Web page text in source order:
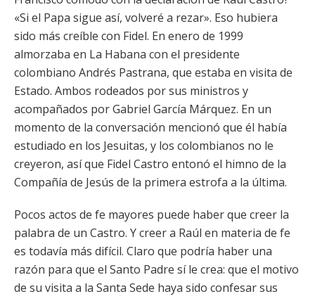
«Si el Papa sigue así, volveré a rezar». Eso hubiera
sido más creíble con Fidel. En enero de 1999
almorzaba en La Habana con el presidente
colombiano Andrés Pastrana, que estaba en visita de
Estado. Ambos rodeados por sus ministros y
acompañados por Gabriel García Márquez. En un
momento de la conversación mencionó que él había
estudiado en los Jesuitas, y los colombianos no le
creyeron, así que Fidel Castro entonó el himno de la
Compañía de Jesús de la primera estrofa a la última.
Pocos actos de fe mayores puede haber que creer la
palabra de un Castro. Y creer a Raúl en materia de fe
es todavía más difícil. Claro que podría haber una
razón para que el Santo Padre sí le crea: que el motivo
de su visita a la Santa Sede haya sido confesar sus